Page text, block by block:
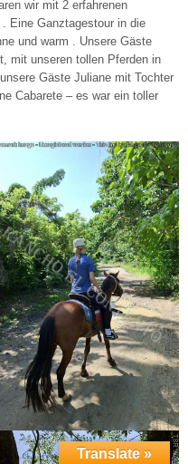
wir mit 2 erfahrenen
Eine Ganztagestour in die
und warm . Unsere Gäste
mit unseren tollen Pferden in
Gäste Juliane mit Tochter
Cabarete – es war ein toller
Translate »